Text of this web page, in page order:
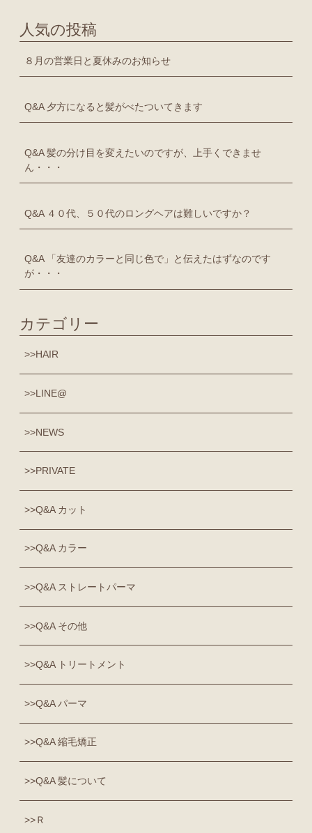
人気の投稿
８月の営業日と夏休みのお知らせ
Q&A 夕方になると髪がべたついてきます
Q&A 髪の分け目を変えたいのですが、上手くできませ
ん・・・
Q&A ４０代、５０代のロングヘアは難しいですか？
Q&A 「友達のカラーと同じ色で」と伝えたはずなのです
が・・・
カテゴリー
HAIR
LINE@
NEWS
PRIVATE
Q&A カット
Q&A カラー
Q&A ストレートパーマ
Q&A その他
Q&A トリートメント
Q&A パーマ
Q&A 縮毛矯正
Q&A 髪について
Ｒ